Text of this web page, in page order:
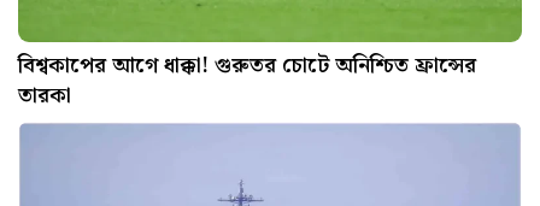
বিশ্বকাপের আগে ধাক্কা! গুরুতর চোটে অনিশ্চিত ফ্রান্সের
তারকা